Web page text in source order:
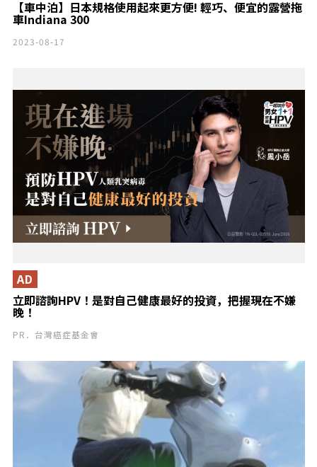
【車中泊】日本規格使用起來更方便! 輕巧、便宜的露營拖
車Indiana 300
2023-08-17
立即諮詢HPV！是對自己健康最好的投資，把握現在不嫌
晚！
AD
PR．台灣癌症基金會